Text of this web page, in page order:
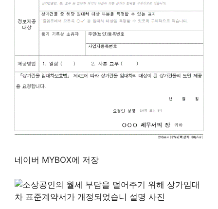
네이버 MYBOX에 저장